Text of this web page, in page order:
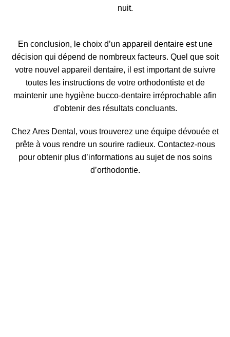
nuit.
En conclusion, le choix d’un appareil dentaireest une
décision qui dépend de nombreux facteurs. Quel que soit
votre nouvel appareil dentaire, il est important de suivre
toutes les instructions de votre orthodontiste et de
maintenir une hygiène bucco-dentaire irréprochable afin
d’obtenir des résultats concluants.
Chez Ares Dental, vous trouverez une équipe dévouée et
prête à vous rendre un sourire radieux. Contactez-nous
pour obtenir plus d’informations au sujet de nos soins
d’orthodontie.